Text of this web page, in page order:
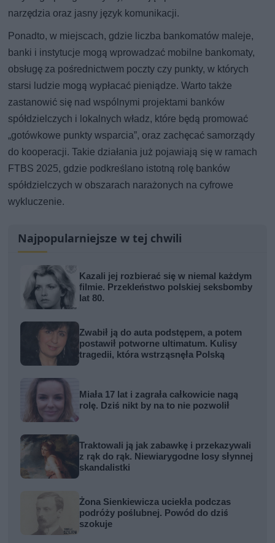
narzędzia oraz jasny język komunikacji.
Ponadto, w miejscach, gdzie liczba bankomatów maleje,
banki i instytucje mogą wprowadzać mobilne bankomaty,
obsługę za pośrednictwem poczty czy punkty, w których
starsi ludzie mogą wypłacać pieniądze. Warto także
zastanowić się nad wspólnymi projektami banków
spółdzielczych i lokalnych władz, które będą promować
„gotówkowe punkty wsparcia”, oraz zachęcać samorządy
do kooperacji. Takie działania już pojawiają się w ramach
FTBS 2025, gdzie podkreślano istotną rolę banków
spółdzielczych w obszarach narażonych na cyfrowe
wykluczenie.
Najpopularniejsze w tej chwili
Kazali jej rozbierać się w niemal każdym
filmie. Przekleństwo polskiej seksbomby
lat 80.
Zwabił ją do auta podstępem, a potem
postawił potworne ultimatum. Kulisy
tragedii, która wstrząsnęła Polską
Miała 17 lat i zagrała całkowicie nagą
rolę. Dziś nikt by na to nie pozwolił
Traktowali ją jak zabawkę i przekazywali
z rąk do rąk. Niewiarygodne losy słynnej
skandalistki
Żona Sienkiewicza uciekła podczas
podróży poślubnej. Powód do dziś
szokuje